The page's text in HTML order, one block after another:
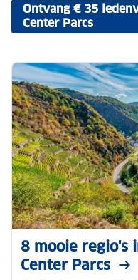
Ontvang € 35
Center Parcs
8 mooie regio's
Center Parcs